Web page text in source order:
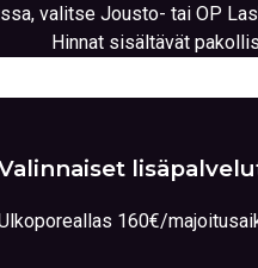
valitse Jousto- tai OP
Hinnat sisältävät
160€/